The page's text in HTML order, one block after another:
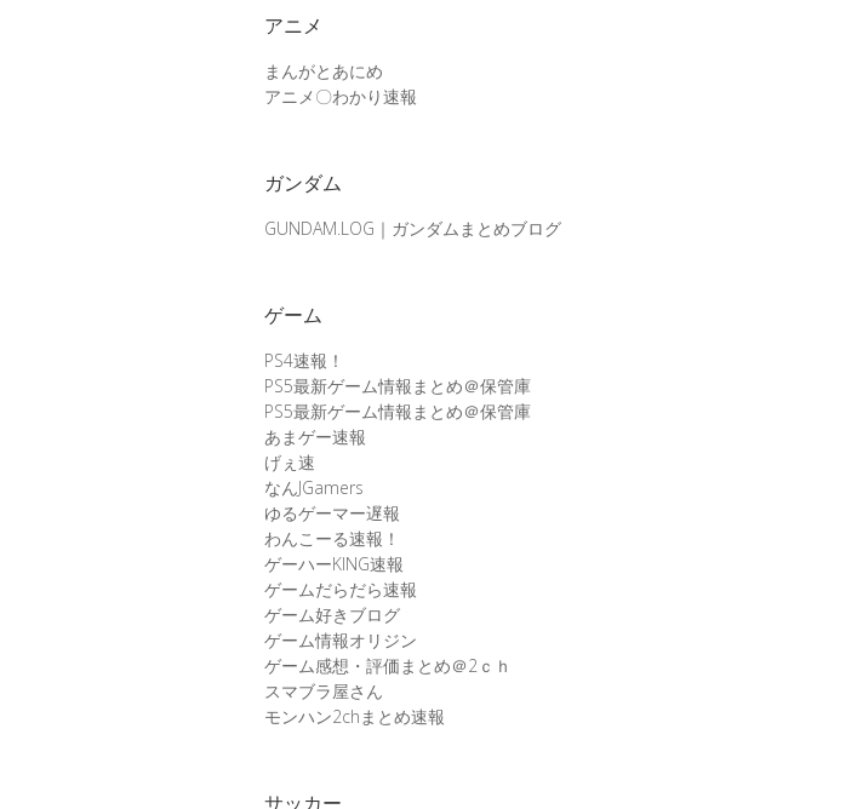
アニメ
まんがとあにめ
アニメ〇わかり速報
ガンダム
GUNDAM.LOG｜ガンダムまとめブログ
ゲーム
PS4速報！
PS5最新ゲーム情報まとめ＠保管庫
PS5最新ゲーム情報まとめ＠保管庫
あまゲー速報
げぇ速
なんJGamers
ゆるゲーマー遅報
わんこーる速報！
ゲーハーKING速報
ゲームだらだら速報
ゲーム好きブログ
ゲーム情報オリジン
ゲーム感想・評価まとめ＠2ｃｈ
スマブラ屋さん
モンハン2chまとめ速報
サッカー